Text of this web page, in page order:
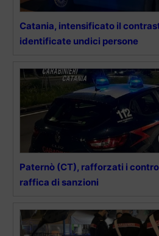
Catania, intensificato il
identificate undici persone
Paternò (CT), rafforzati i
raffica di sanzioni